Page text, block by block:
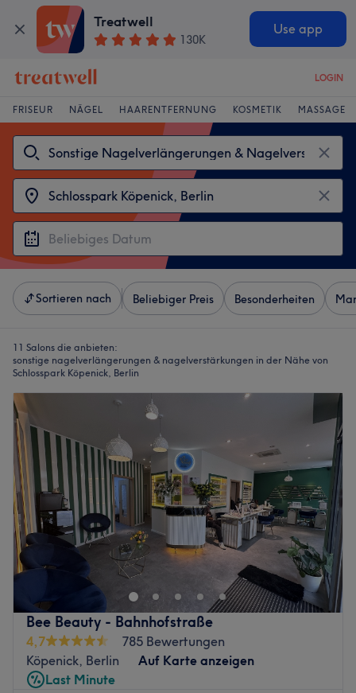
Treatwell
130K
Use app
LOGIN
FRISEUR NÄGEL HAARENTFERNUNG KOSMETIK MASSAGE
Sortieren nach Beliebiger Preis Besonderheiten
11 Salons die anbieten:
sonstige nagelverlängerungen & nagelverstärkungen in der Nähe von
Schlosspark Köpenick, Berlin
Bee Beauty - Bahnhofstraße
4,7
785 Bewertungen
Köpenick, Berlin
Auf Karte anzeigen
Last Minute